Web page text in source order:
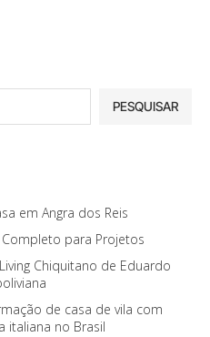
PESQUISAR
em Angra dos Reis
Completo para Projetos
Chiquitano de Eduardo
de casa de vila com
italiana no Brasil